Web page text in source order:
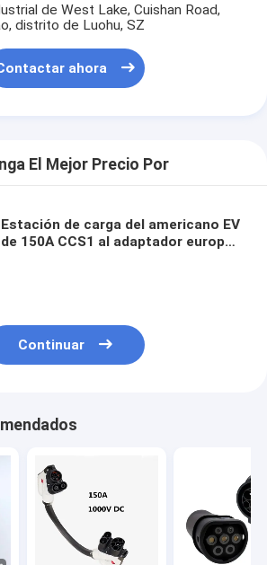
de West Lake, Cuishan Road,
distrito de Luohu, SZ
ahora
El Mejor Precio Por
Estación de carga del americano EV
de 150A CCS1 al adaptador europeo
Continuar